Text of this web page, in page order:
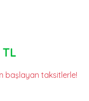
başlayan taksitlerle!